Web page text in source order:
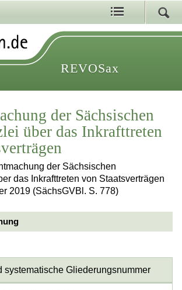
REVOSax
der Sächsischen
über das Inkrafttreten
der Sächsischen
das Inkrafttreten von Staatsverträgen
2019 (SächsGVBl. S. 778)
systematische Gliederungsnummer